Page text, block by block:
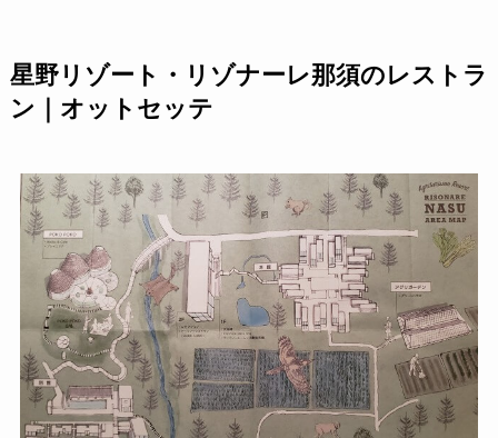
星野リゾート・リゾナーレ那須のレストラ
ン｜オットセッテ